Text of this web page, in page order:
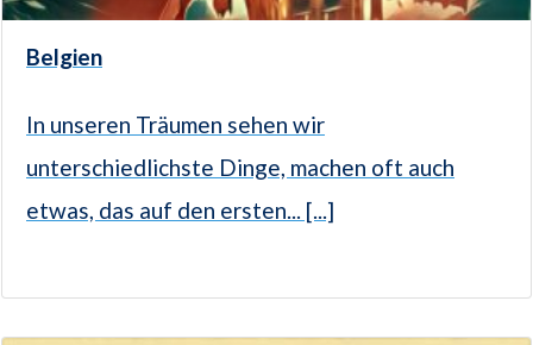
Belgien
In unseren Träumen sehen wir
unterschiedlichste Dinge, machen oft auch
etwas, das auf den ersten... [...]